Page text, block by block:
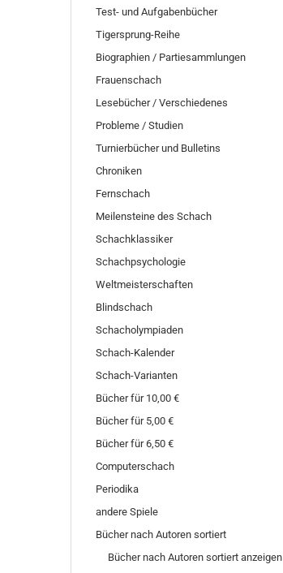
Test- und Aufgabenbücher
Tigersprung-Reihe
Biographien / Partiesammlungen
Frauenschach
Lesebücher / Verschiedenes
Probleme / Studien
Turnierbücher und Bulletins
Chroniken
Fernschach
Meilensteine des Schach
Schachklassiker
Schachpsychologie
Weltmeisterschaften
Blindschach
Schacholympiaden
Schach-Kalender
Schach-Varianten
Bücher für 10,00 €
Bücher für 5,00 €
Bücher für 6,50 €
Computerschach
Periodika
andere Spiele
Bücher nach Autoren sortiert
Bücher nach Autoren sortiert anzeigen